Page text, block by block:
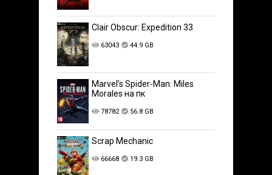
Clair Obscur: Expedition 33
63043 44.9 GB
Marvel’s Spider-Man: Miles
Morales на пк
78782 56.8 GB
Scrap Mechanic
66668 19.3 GB